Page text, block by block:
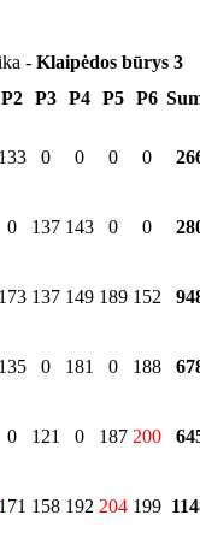
- Klaipėdos būrys 3
P2 P3 P4 P5 P6
133 0 0 0 0
0 137 143 0 0
173 137 149 189 152
135 0 181 0 188
0 121 0 187 200
171 158 192 204 199